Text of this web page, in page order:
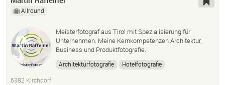
Allround
Meisterfotograf aus Tirol mit Spezialisierung für
Unternehmen. Meine Kernkompetenzen Architektur,
Business und Produktfotografie.
Architekturfotografie
Hotelfotografie
6382 Kirchdorf